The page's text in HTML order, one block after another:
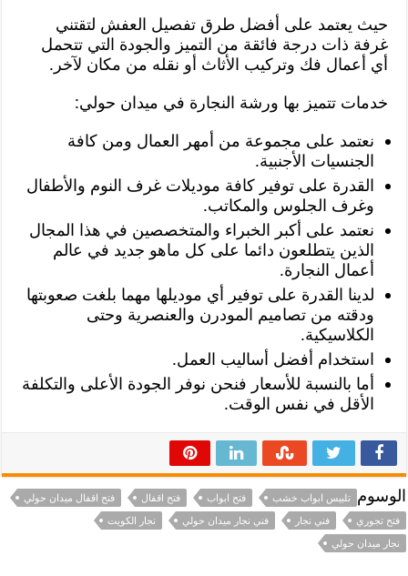
حيث يعتمد على أفضل طرق تفصيل العفش لتقتني
غرفة ذات درجة فائقة من التميز والجودة التي تتحمل
أي أعمال فك وتركيب الأثاث أو نقله من مكان لآخر.
خدمات تتميز بها ورشة النجارة في ميدان حولي:
نعتمد على مجموعة من أمهر العمال ومن كافة
الجنسيات الأجنبية.
القدرة على توفير كافة موديلات غرف النوم والأطفال
وغرف الجلوس والمكاتب.
نعتمد على أكبر الخبراء والمتخصصين في هذا المجال
الذين يتطلعون دائما على كل ماهو جديد في عالم
أعمال النجارة.
لدينا القدرة على توفير أي موديلها مهما بلغت صعوبتها
ودقته من تصاميم المودرن والعنصرية وحتى
الكلاسيكية.
استخدام أفضل أساليب العمل.
أما بالنسبة للأسعار فنحن نوفر الجودة الأعلى والتكلفة
الأقل في نفس الوقت.
الوسوم تلبيس ابواب خشب فتح ابواب فتح اقفال
فتح اقفال ميدان حولي
فتح تجوري
فني نجار فني نجار ميدان حولي
نجار الكويت
نجار ميدان حولي